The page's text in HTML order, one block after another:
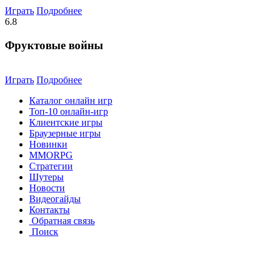
Играть Подробнее
6.8
Фруктовые войны
Играть Подробнее
Каталог онлайн игр
Топ-10 онлайн-игр
Клиентские игры
Браузерные игры
Новинки
MMORPG
Стратегии
Шутеры
Новости
Видеогайды
Контакты
Обратная связь
Поиск